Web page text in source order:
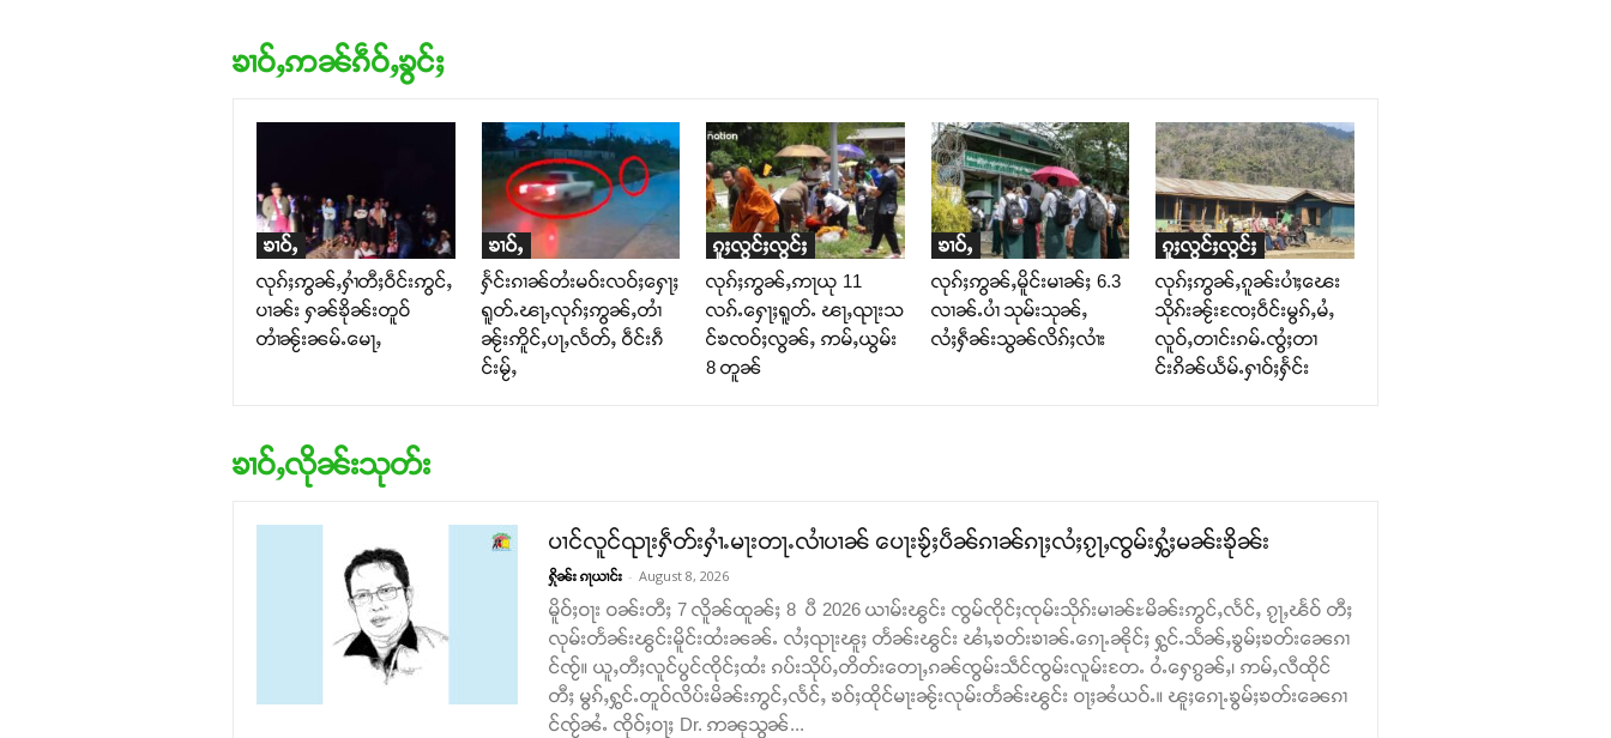
ၶၢဝ်ႇဢၼ်ၵဵဝ်ႇၶွင်ႈ
ၶၢဝ်ႇ
လုၵ်ႈဢွၼ်ႇႁၢႆတီႈဝဵင်းဢွင်ႇ
ပၢၼ်း ႁၼ်ၶိုၼ်းတူဝ်
တၢႆၼႂ်းၼမ်ႉမေႃႇ
ၶၢဝ်ႇ
ႁႅင်းၵၢၼ်တႆးမဝ်းလဝ်ႈႁေႃႈ
ရူတ်ႉၽႃႇလုၵ်ႈဢွၼ်ႇတၢႆ
ၼႂ်းဢိူင်ႇပႃႇလႅတ်ႇ ဝဵင်းၵဵ
င်းမႂ်ႇ
ၵူႈလွင်ႈလွင်ႈ
လုၵ်ႈဢွၼ်ႇဢႃယု 11
လၵ်ႉႁေႃႈရူတ်ႉ ၽႃႇၺႃးသ
င်ၶၸဝ်ႈလွၼ်ႇ ဢမ်ႇယွမ်း
8 တူၼ်
ၶၢဝ်ႇ
လုၵ်ႈဢွၼ်ႇမိူင်းမၢၼ်ႈ 6.3
လၢၼ်ႉပၢႆ သုမ်းသုၼ်ႇ
လႆႈႁဵၼ်းသွၼ်လိၵ်ႈလၢႆး
ၵူႈလွင်ႈလွင်ႈ
လုၵ်ႈဢွၼ်ႇၵူၼ်းပၢႆႈၽေး
သိုၵ်းၼႂ်းၸႄႈဝဵင်းမွၵ်ႇမႆႇ
လူဝ်ႇတၢင်းၵမ်ႉၸွႆႈတၢ
င်းၵိၼ်ယႅမ်ႉႁၢဝ်ႈႁႅင်း
ၶၢဝ်ႇလိုၼ်းသုတ်း
ပၢင်လူင်ၺႃးႁဵတ်းႁၢႆႉမႃးတႃႉလၢႆပၢၼ် ​​ပေႃးၶႂ်ႈပဵၼ်ၵၢၼ်ၵႃႈလႆႈၵႂႃႇၸွမ်းႁွႆႈမၼ်းၶိုၼ်း
ႁိုၼ်း ၵႃယၢင်း - August 8, 2026
မိူဝ်ႈဝႃး ဝၼ်းတီႈ 7 လိူၼ်ထူၼ်ႈ 8 ပီ 2026 ယၢမ်းၽွင်း ၸွမ်ၸိုင်ႈၸုမ်းသိုၵ်းမၢၼ်ႊမိၼ်းဢွင်ႇလႅင်ႇ ၵႂႃႇၽႅဝ် တီႈ
လုမ်းတႅၼ်းၽွင်းမိူင်းထႆးၼၼ်ႉ လႆႈၺႃးၽူႈ တႅၼ်းၽွင်း ၽၢႆႇၶတ်းၶၢၼ်ႉ​​ၵေႃႉၼိုင်ႈ ႁွင်ႉသႅၼ်ႇၶွမ်ႈၶတ်း​​ၼေၵၢ
င်ၸႂ်။ ယူႇတီႈလူင်ပွင်ၸိုင်ႈထႆး ၵပ်းသိုပ်ႇတိတ်း​​တေႃႇၵၼ်ၸွမ်းသဵင်ၸွမ်းလူမ်းတႄႉ ဝႆႉ​​ႁေၵွၼ်ႇ၊ ဢမ်ႇလီထိုင်
တီႈ မွၵ်ႇႁွင်ႉတူဝ်လိပ်းမိၼ်းဢွင်ႇလႅင်ႇ ၶဝ်ႈထိုင်မႃးၼႂ်းလုမ်းတႅၼ်းၽွင်း ဝႃႈၼႆယဝ်ႉ။ ၽူႈ​​ၵေႃႉၶွမ်ႈၶတ်း​​ၼေၵၢ
င်ၸႂ်ၼႆႉ ၸိုဝ်ႈဝႃႈ Dr. ဢၼုသွၼ်...